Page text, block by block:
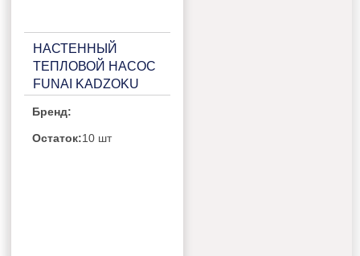
НАСТЕННЫЙ
ТЕПЛОВОЙ НАСОС
FUNAI KADZOKU
KD55HP.D02/RAC-I-
KD55HP.D02H
Бренд:
Остаток:10 шт